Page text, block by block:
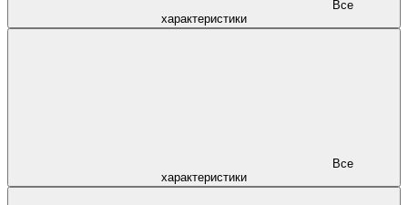
характеристики
характеристики